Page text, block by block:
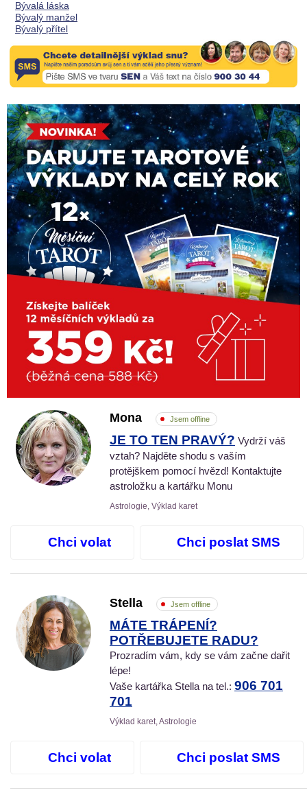
Bývalá láska
Bývalý manžel
Bývalý přítel
Mona Jsem offline
JE TO TEN PRAVÝ? Vydrží váš
vztah? Najděte shodu s vaším
protějškem pomocí hvězd! Kontaktujte
astroložku a kartářku Monu
Astrologie, Výklad karet
Chci volat Chci poslat SMS
Stella Jsem offline
MÁTE TRÁPENÍ?
POTŘEBUJETE RADU?
Prozradím vám, kdy se vám začne dařit
lépe!
Vaše kartářka Stella na tel.: 906 701
701
Výklad karet, Astrologie
Chci volat Chci poslat SMS